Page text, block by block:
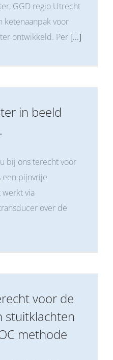
GGD regio Utrecht
ketenaanpak voor
ontwikkeld. Per [...]
in beeld
bij ons terecht voor
een pijnvrije
via
over de
voor de
stuitklachten
methode